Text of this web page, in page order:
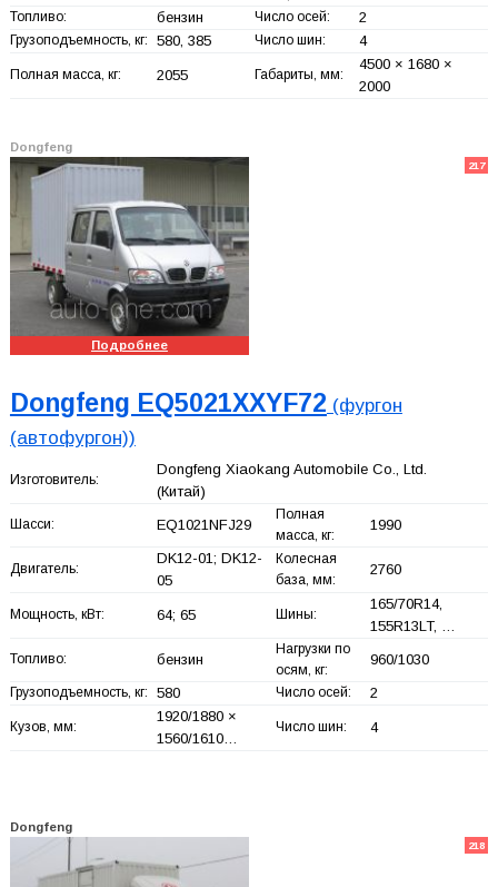
Топливо: бензин Число осей: 2
Грузоподъемность, кг: 580, 385 Число шин: 4
Полная масса, кг: 2055 Габариты, мм:
4500 × 1680 ×
2000
Dongfeng
217
Подробнее
Dongfeng EQ5021XXYF72 (фургон
(автофургон))
Изготовитель:
Dongfeng Xiaokang Automobile Co., Ltd.
(Китай)
Шасси: EQ1021NFJ29
Полная
масса, кг:
1990
Двигатель:
DK12-01; DK12-
05
Колесная
база, мм:
2760
Мощность, кВт: 64; 65 Шины:
165/70R14,
155R13LT, …
Топливо: бензин
Нагрузки по
осям, кг:
960/1030
Грузоподъемность, кг: 580 Число осей: 2
Кузов, мм:
1920/1880 ×
1560/1610…
Число шин: 4
Dongfeng
218